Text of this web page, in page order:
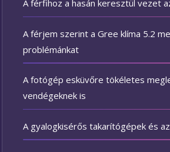
A férfihoz a hasán keresztül vezet
A férjem szerint a Gree klíma 5.2
problémánkat
A fotógép esküvőre tökéletes
vendégeknek is
A gyalogkisérős takarítógépek és